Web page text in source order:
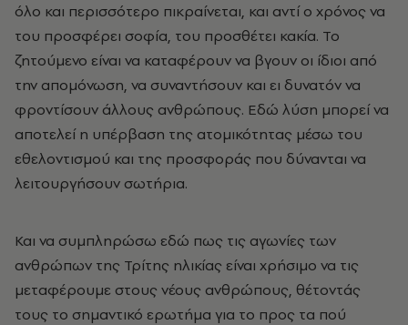
όλο και περισσότερο πικραίνεται, και αντί ο χρόνος να
του προσφέρει σοφία, του προσθέτει κακία. Το
ζητούμενο είναι να καταφέρουν να βγουν οι ίδιοι από
την απομόνωση, να συναντήσουν και ει δυνατόν να
φροντίσουν άλλους ανθρώπους. Εδώ λύση μπορεί να
αποτελεί η υπέρβαση της ατομικότητας μέσω του
εθελοντισμού και της προσφοράς που δύνανται να
λειτουργήσουν σωτήρια.
Και να συμπληρώσω εδώ πως τις αγωνίες των
ανθρώπων της Τρίτης ηλικίας είναι χρήσιμο να τις
μεταφέρουμε στους νέους ανθρώπους, θέτοντάς
τους το σημαντικό ερωτήμα για το προς τα πού